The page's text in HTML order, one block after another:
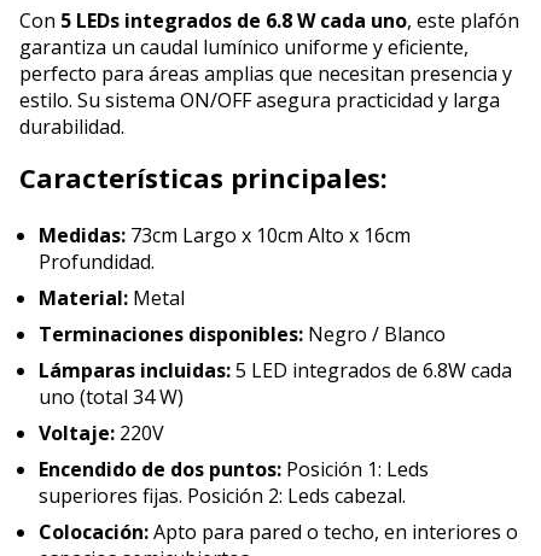
Con 5 LEDs integrados de 6.8 W cada uno, este plafón
garantiza un caudal lumínico uniforme y eficiente,
perfecto para áreas amplias que necesitan presencia y
estilo. Su sistema ON/OFF asegura practicidad y larga
durabilidad.
Características principales:
Medidas: 73cm Largo x 10cm Alto x 16cm
Profundidad.
Material: Metal
Terminaciones disponibles: Negro / Blanco
Lámparas incluidas:5 LED integrados de 6.8W cada
uno (total 34 W)
Voltaje: 220V
Encendido de dos puntos: Posición 1: Leds
superiores fijas. Posición 2: Leds cabezal.
Colocación:Apto para pared o techo, en interiores o